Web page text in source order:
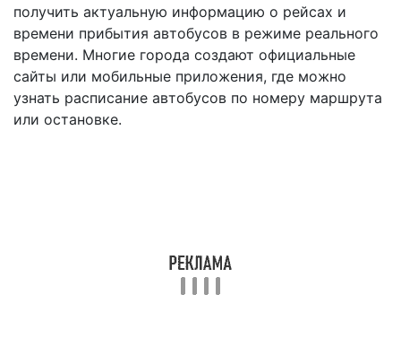
получить актуальную информацию о рейсах и
времени прибытия автобусов в режиме реального
времени. Многие города создают официальные
сайты или мобильные приложения, где можно
узнать расписание автобусов по номеру маршрута
или остановке.